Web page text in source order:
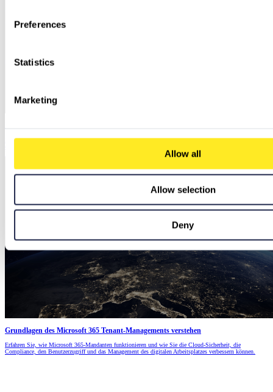
Preferences
Statistics
Marketing
Allow all
Allow selection
Deny
Entdecken Sie die leistungsstarken Funktionen und Vorteile von Microsoft Entra ID und verbessern Sie
Grundlagen des Microsoft 365 Tenant-Managements verstehen
Erfahren Sie, wie Microsoft 365-Mandanten funktionieren und wie Sie die Cloud-Sicherheit, die
Compliance, den Benutzerzugriff und das Management des digitalen Arbeitsplatzes verbessern können.